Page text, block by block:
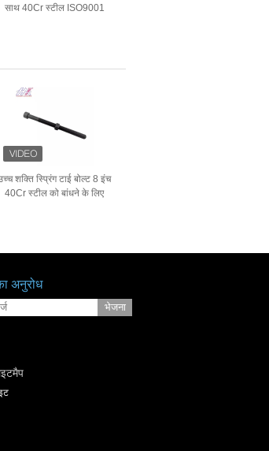
साथ 40Cr स्टील ISO9001
शक्ति स्प्रिंग टाई बोल्ट 8 इंच
40Cr स्टील को बांधने के लिए
अनुरोध
भेजना